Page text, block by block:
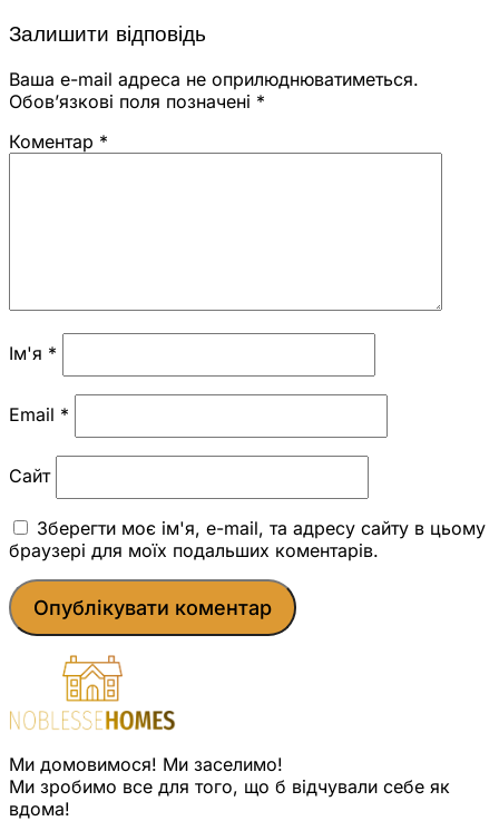
Залишити відповідь
Ваша e-mail адреса не оприлюднюватиметься.
Обов’язкові поля позначені *
Коментар *
Ім'я *
Email *
Сайт
Зберегти моє ім'я, e-mail, та адресу сайту в цьому
браузері для моїх подальших коментарів.
Ми домовимося! Ми заселимо!
Ми зробимо все для того, що б відчували себе як
вдома!